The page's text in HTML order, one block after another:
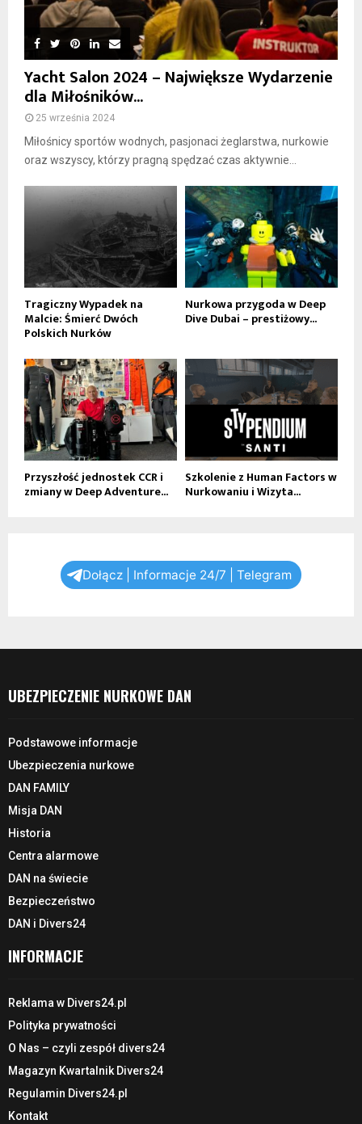
Yacht Salon 2024 – Największe Wydarzenie
dla Miłośników...
25 września 2024
Miłośnicy sportów wodnych, pasjonaci żeglarstwa, nurkowie
oraz wszyscy, którzy pragną spędzać czas aktywnie...
Tragiczny Wypadek na
Malcie: Śmierć Dwóch
Polskich Nurków
Nurkowa przygoda w Deep
Dive Dubai – prestiżowy...
Przyszłość jednostek CCR i
zmiany w Deep Adventure...
Szkolenie z Human Factors w
Nurkowaniu i Wizyta...
Dołącz | Informacje 24/7 | Telegram
UBEZPIECZENIE NURKOWE DAN
Podstawowe informacje
Ubezpieczenia nurkowe
DAN FAMILY
Misja DAN
Historia
Centra alarmowe
DAN na świecie
Bezpieczeństwo
DAN i Divers24
INFORMACJE
Reklama w Divers24.pl
Polityka prywatności
O Nas – czyli zespół divers24
Magazyn Kwartalnik Divers24
Regulamin Divers24.pl
Kontakt